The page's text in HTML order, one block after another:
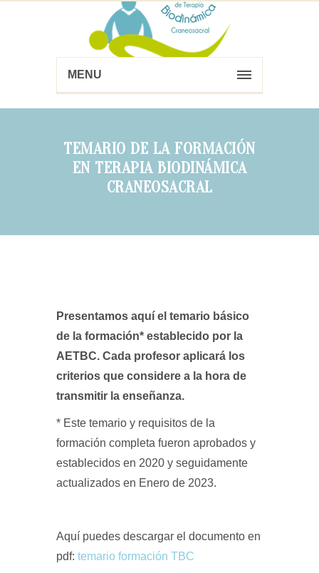
MENU
TEMARIO DE LA FORMACIÓN
EN TERAPIA BIODINÁMICA
CRANEOSACRAL
Presentamos aquí el temario básico
de la formación* establecido por la
AETBC. Cada profesor aplicará los
criterios que considere a la hora de
transmitir la enseñanza.
* Este temario y requisitos de la
formación completa fueron aprobados y
establecidos en 2020 y seguidamente
actualizados en Enero de 2023.
Aquí puedes descargar el documento en
pdf: temario formación TBC